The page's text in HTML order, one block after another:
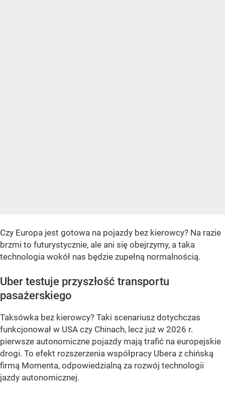
Czy Europa jest gotowa na pojazdy bez kierowcy? Na razie
brzmi to futurystycznie, ale ani się obejrzymy, a taka
technologia wokół nas będzie zupełną normalnością.
Uber testuje przyszłość transportu
pasażerskiego
Taksówka bez kierowcy? Taki scenariusz dotychczas
funkcjonował w USA czy Chinach, lecz już w 2026 r.
pierwsze autonomiczne pojazdy mają trafić na europejskie
drogi. To efekt rozszerzenia współpracy Ubera z chińską
firmą Momenta, odpowiedzialną za rozwój technologii
jazdy autonomicznej.